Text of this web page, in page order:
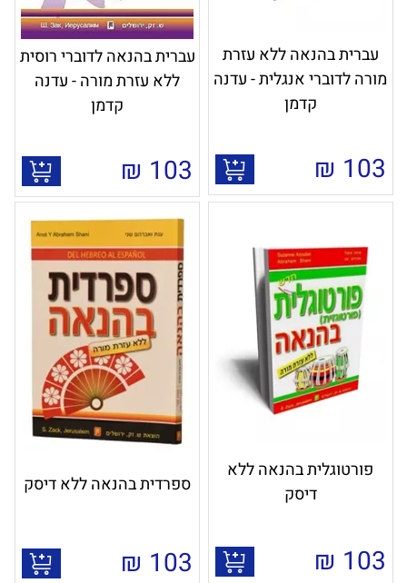
עברית בהנאה ללא עזרת
מורה לדוברי אנגלית - עדנה
קדמן
103
₪
עברית בהנאה לדוברי רוסית
ללא עזרת מורה - עדנה
קדמן
103
₪
פורטוגלית בהנאה ללא
דיסק
103
₪
ספרדית בהנאה ללא דיסק
103
₪